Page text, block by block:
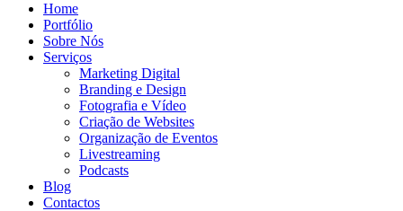
Home
Portfólio
Sobre Nós
Serviços
Marketing Digital
Branding e Design
Fotografia e Vídeo
Criação de Websites
Organização de Eventos
Livestreaming
Podcasts
Blog
Contactos